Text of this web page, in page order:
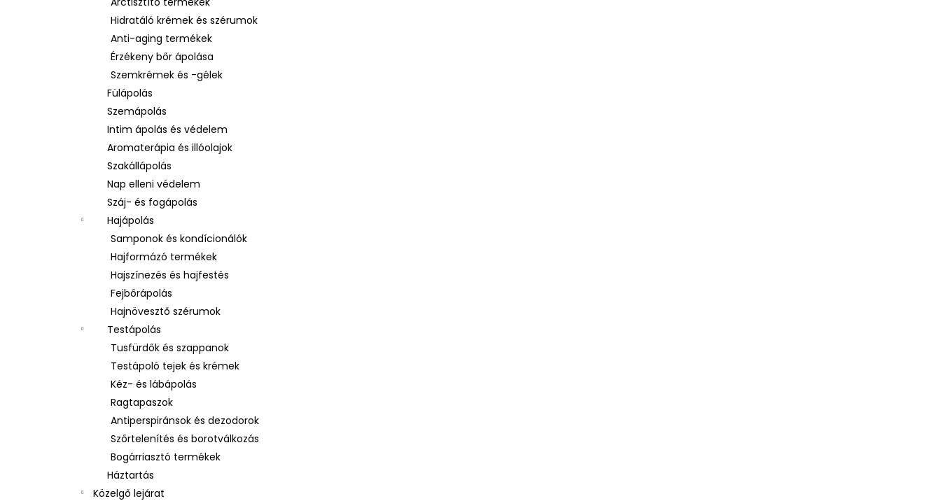
Hidratáló krémek és szérumok
Anti-aging termékek
Érzékeny bőr ápolása
Szemkrémek és -gélek
Fülápolás
Szemápolás
Intim ápolás és védelem
Aromaterápia és illóolajok
Szakállápolás
Nap elleni védelem
Száj- és fogápolás
Hajápolás
Samponok és kondícionálók
Hajformázó termékek
Hajszínezés és hajfestés
Fejbőrápolás
Hajnövesztő szérumok
Testápolás
Tusfürdők és szappanok
Testápoló tejek és krémek
Kéz- és lábápolás
Ragtapaszok
Antiperspiránsok és dezodorok
Szőrtelenítés és borotválkozás
Bogárriasztó termékek
Háztartás
Közelgő lejárat